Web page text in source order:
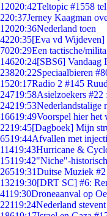
12020:42Teltopic #1558
220:37Jerney Kaagman
12020:36Nederland toen
4220:35[Eva vd Wijdeven]
7020:29Een tactische/
14620:24[SBS6] Vandaag
23820:22Speciaalbieren
1520:17Radio 2 #145
24719:58Asielzoekers #22
24219:53Nederlandstalige
16619:49Voorspel hier het
2219:45[Dagboek] Mijn
6519:44Afvallen met
11419:43Hurricane &
15119:42"Niche"-
26519:31Duitse Muziek #2
13219:30[DRT SC] #6:
4119:30Droneaanval op
22119:24Nederland